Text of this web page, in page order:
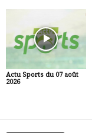
Actu Sports du 07 août
2026